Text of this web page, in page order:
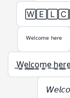
ᵂᵉˡᶜᵒᵐᵉ ʰᵉʳᵉ
̲W̲̲e̲̲l̲̲c̲̲o̲̲m̲̲e̲